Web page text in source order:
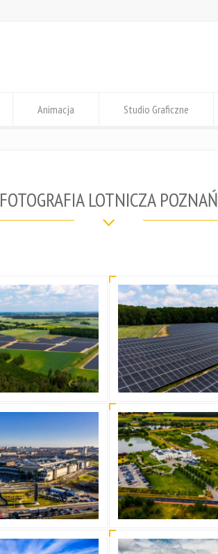
Animacja Studio Graficzne
FOTOGRAFIA LOTNICZA POZNAŃ